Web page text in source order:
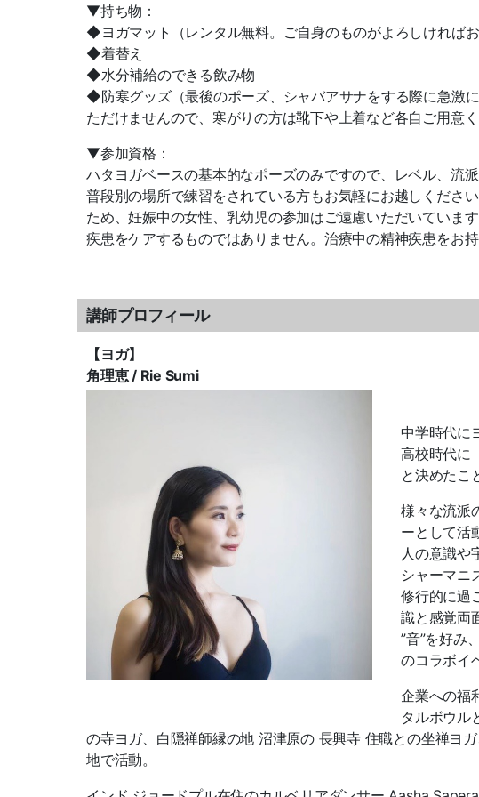
▼持ち物：
◆ヨガマット（レンタル無料。ご自身のものがよろしければお
◆着替え
◆水分補給のできる飲み物
◆防寒グッズ（最後のポーズ、シャバアサナをする際に急激
ただけませんので、寒がりの方は靴下や上着など各自ご用意く
▼参加資格：
ハタヨガベースの基本的なポーズのみですので、レベル、流
普段別の場所で練習をされている方もお気軽にお越しくださ
ため、妊娠中の女性、乳幼児の参加はご遠慮いただいていま
疾患をケアするものではありません。治療中の精神疾患をお
講師プロフィール
【ヨガ】
角理恵 / Rie Sumi
中学時代に
高校時代に
と決めたこ
様々な流派
ーとして活
人の意識や
シャーマニ
修行的に過
識と感覚両
”音”を好み
のコラボイ
企業への福
タルボウル
の寺ヨガ、白隠禅師縁の地 沼津原の 長興寺 住職との坐禅ヨ
地で活動。